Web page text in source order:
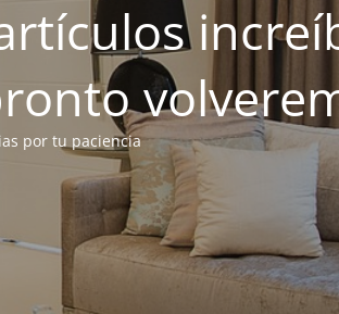
por tu paciencia